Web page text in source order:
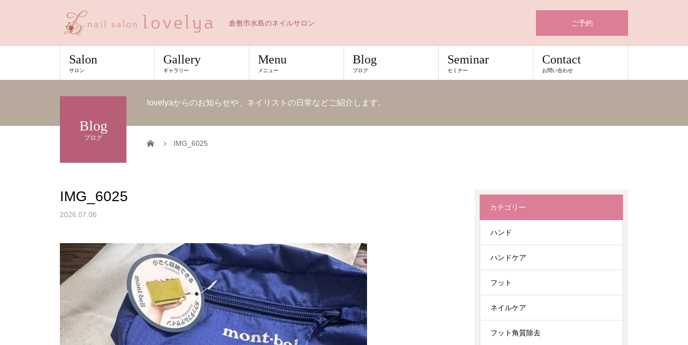
倉敷市水島のネイルサロン ご予約
Salon
サロン
Gallery
ギャラリー
Menu
メニュー
Blog
ブログ
Seminar
セミナー
Contact
お問い合わせ
Blog
ブログ
lovelyaからのお知らせや、ネイリストの日常などご紹介します。
IMG_6025
IMG_6025
2026.07.06
カテゴリー
ハンド
ハンドケア
フット
ネイルケア
フット角質除去